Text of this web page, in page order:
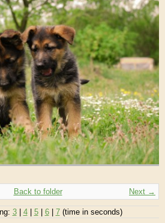
Next →
Back to folder
3| 4| 5| 6| 7(time in seconds)